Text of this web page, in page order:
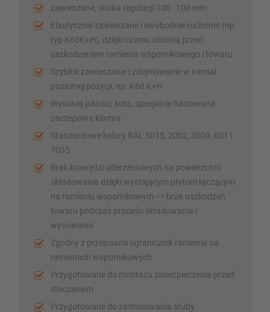
zawieszane, siatka regulacji 100 : 100 mm
Elastycznie zawieszane i swobodnie ruchome (np.
typ K60K+H), dzięki czemu chronią przed
uszkodzeniem ramienia wspornikowego i towaru
Szybkie zawieszanie i zdejmowanie w niemal
poziomej pozycji, np. K60 K+H
Wysokiej jakości, kuta, specjalnie hartowana
zaczepowa klamra
Standardowe kolory RAL 5015, 2002, 3000, 6011,
7035
Brak krawędzi uderzeniowych na powierzchni
składowania dzięki wystającym płytom łączącym
na ramieniu wspornikowym --> brak uszkodzeń
towaru podczas procesu składowania i
wysuwania
Zgodny z przepisami ogranicznik ramienia na
ramionach wspornikowych
Przygotowane do montażu zabezpieczenia przed
stoczeniem
Przygotowane do zastosowania śruby